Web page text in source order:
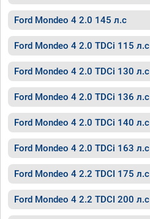
Ford Mondeo 4 2.0 145 л.с
Ford Mondeo 4 2.0 TDCi 115 л.с
Ford Mondeo 4 2.0 TDCi 130 л.с
Ford Mondeo 4 2.0 TDCi 136 л.с
Ford Mondeo 4 2.0 TDCi 140 л.с
Ford Mondeo 4 2.0 TDCi 163 л.с
Ford Mondeo 4 2.2 TDCI 175 л.с
Ford Mondeo 4 2.2 TDCI 200 л.с